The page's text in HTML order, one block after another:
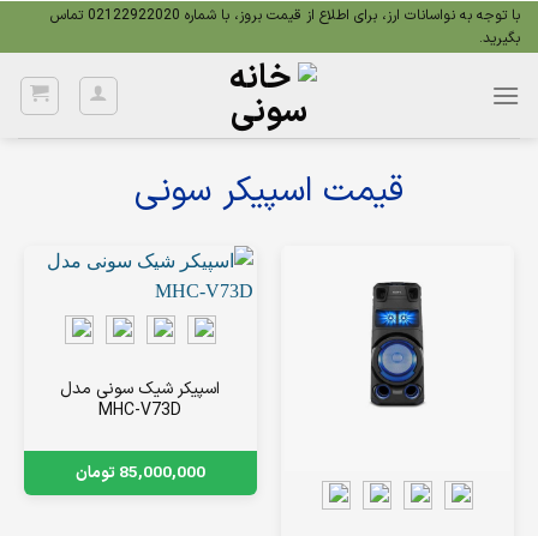
Skip
با توجه به نواسانات ارز، برای اطلاع از قیمت بروز، با شماره 02122922020 تماس
بگیرید.
قیمت اسپیکر سونی
اسپیکر شیک سونی مدل
MHC-V73D
85,000,000تومان